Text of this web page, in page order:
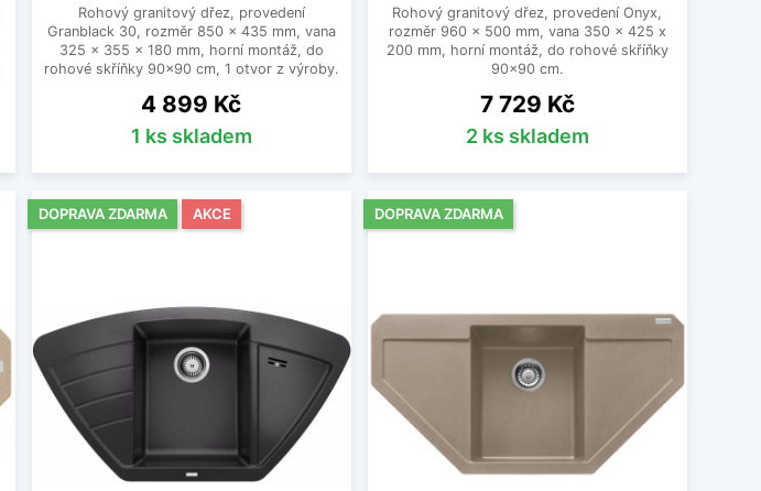
Rohový granitový dřez, provedení
Granblack 30, rozměr 850 x 435 mm, vana
325 x 355 x 180 mm, horní montáž, do
rohové skříňky 90x90 cm, 1 otvor z výroby.
Cena
4 899 Kč
1 ks skladem
Rohový granitový dřez, provedení Onyx,
rozměr 960 x 500 mm, vana 350 x 425 x
200 mm, horní montáž, do rohové skříňky
90x90 cm.
Cena
7 729 Kč
2 ks skladem
DOPRAVA ZDARMA AKCE DOPRAVA ZDARMA